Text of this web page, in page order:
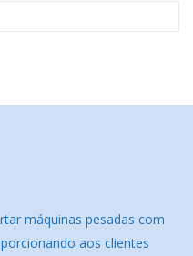
máquinas pesadas com
aos clientes